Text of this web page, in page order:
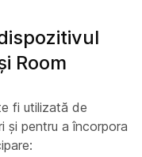
Room
fi utilizată de
și pentru a încorpora